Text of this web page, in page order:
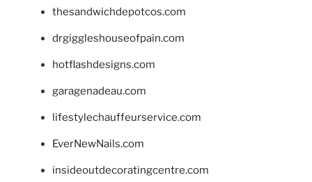
thesandwichdepotcos.com
drgiggleshouseofpain.com
hotflashdesigns.com
garagenadeau.com
lifestylechauffeurservice.com
EverNewNails.com
insideoutdecoratingcentre.com